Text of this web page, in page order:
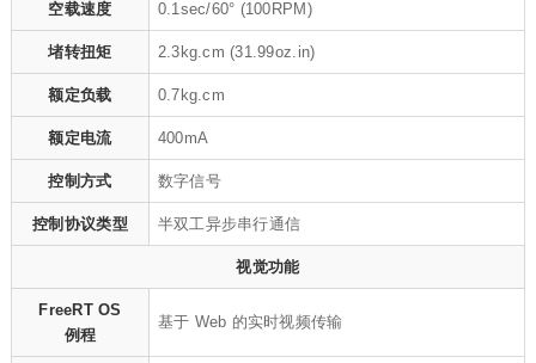
空载速度 0.1sec/60° (100RPM)
堵转扭矩 2.3kg.cm (31.99oz.in)
额定负载 0.7kg.cm
额定电流 400mA
控制方式 数字信号
控制协议类型 半双工异步串行通信
视觉功能
FreeRT OS
例程
基于 Web 的实时视频传输